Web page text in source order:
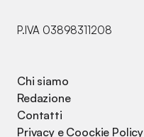
P.IVA 03898311208
Chi siamo
Redazione
Contatti
Privacy e Coockie Policy